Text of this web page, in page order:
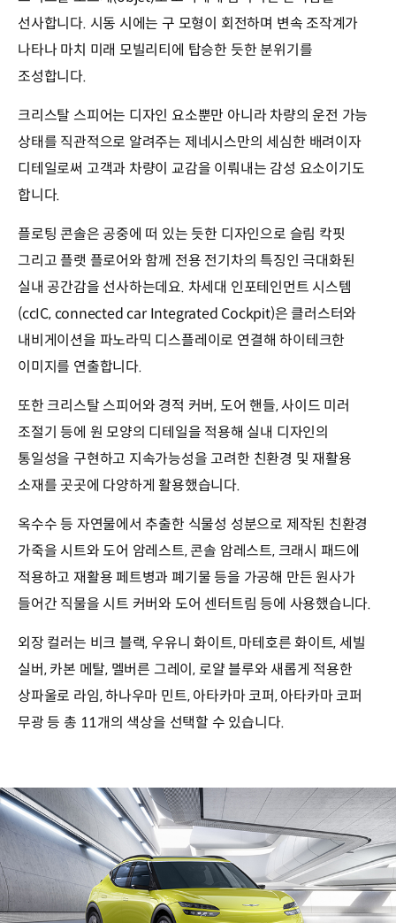
선사합니다. 시동 시에는 구 모형이 회전하며 변속 조작계가
나타나 마치 미래 모빌리티에 탑승한 듯한 분위기를
조성합니다.
크리스탈 스피어는 디자인 요소뿐만 아니라 차량의 운전 가능
상태를 직관적으로 알려주는 제네시스만의 세심한 배려이자
디테일로써 고객과 차량이 교감을 이뤄내는 감성 요소이기도
합니다.
플로팅 콘솔은 공중에 떠 있는 듯한 디자인으로 슬림 칵핏
그리고 플랫 플로어와 함께 전용 전기차의 특징인 극대화된
실내 공간감을 선사하는데요. 차세대 인포테인먼트 시스템
(ccIC, connected car Integrated Cockpit)은 클러스터와
내비게이션을 파노라믹 디스플레이로 연결해 하이테크한
이미지를 연출합니다.
또한 크리스탈 스피어와 경적 커버, 도어 핸들, 사이드 미러
조절기 등에 원 모양의 디테일을 적용해 실내 디자인의
통일성을 구현하고 지속가능성을 고려한 친환경 및 재활용
소재를 곳곳에 다양하게 활용했습니다.
옥수수 등 자연물에서 추출한 식물성 성분으로 제작된 친환경
가죽을 시트와 도어 암레스트, 콘솔 암레스트, 크래시 패드에
적용하고 재활용 페트병과 폐기물 등을 가공해 만든 원사가
들어간 직물을 시트 커버와 도어 센터트림 등에 사용했습니다.
외장 컬러는 비크 블랙, 우유니 화이트, 마테호른 화이트, 세빌
실버, 카본 메탈, 멜버른 그레이, 로얄 블루와 새롭게 적용한
상파울로 라임, 하나우마 민트, 아타카마 코퍼, 아타카마 코퍼
무광 등 총 11개의 색상을 선택할 수 있습니다.